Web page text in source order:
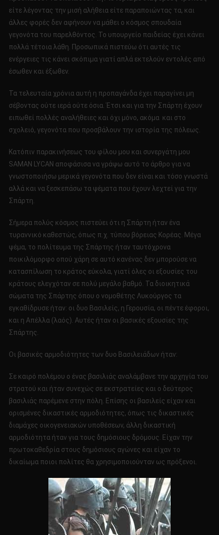
είτε λέγοντας την μισή αλήθεια είτε παραποιώντας τα, και
άλλες φορές δεν αφήνουν να μάθει ο κόσμος σπουδαία
γεγονότα του παρελθόντος. Το υπουργείο παιδείας έχει κάνει
πολλά τέτοια λάθη. Προσωπικά πιστεύω ότι αυτές τις
ενέργειες τις κάνει σκόπιμα γιατί απλά εκτελούν εντολές από
έσωθεν και έξωθεν.
Τα τελευταία χρόνια αυτή η προπαγάνδα έχει παραγίνει μη
σέβοντας ούτε ιερά ούτε όσια. Έτσι και για την Σπάρτη έχουν
ειπωθεί πολλές αναλήθειες και όχι μόνο, ακόμα και στο
σχολειό, γεγονότα που προσβάλουν την ιστορία της πόλεως.
Κατόπιν παρακινήσεως του φίλου μου και συνεργάτη μου
SAMAN LYCAN αποφάσισα να γράψω αυτό το άρθρο για να
γνωστοποιήσω μερικά γεγονότα που δεν είναι και τόσο γνωστά
αλλά και να ξεσκεπάσω τα ψέματα που έχουν λεχτεί για την
Σπάρτη.
Σήμερα πολύς κόσμος πιστεύει ότι η Σπάρτη ήταν ένα
τυραννικό καθεστώς, όπως π.χ. τύπου βόρειας Κορέας. Μέγα
ψέμα, το πολίτευμα της Σπάρτης ήταν ταυτόχρονα
ποικιλόμορφο οπού χάρη σε αυτό κανένας δεν μπορούσε να
κατασπίλωση το κράτος εύκολα, γιατί όλες οι εξουσίες του
κράτους ελεγχόταν σε πολύ μεγάλο βαθμό. Τα διοικητικά
σώματα της Σπάρτης όπου ο νομοθέτης Λυκούργος τα
εγκαθίδρυσε ήταν: οι δυο Βασιλείς, η Γερουσία, οι πέντε έφοροι,
και η Απέλλα (λαός). Αυτές ήταν οι βασικές εξουσίες της
Σπάρτης.
Οι βασικές αρμοδιότητες των δυο Βασιλειάδων ήταν:
Σε καιρό πολέμου ο ένας βασιλιάς αναλάμβανε την αρχηγία του
στρατού και ήταν συνεχώς σε εκστρατείες και ο δεύτερος
βασιλιάς παρέμενε στην πόλη. Επίσης οι βασιλείς είχαν και
ορισμένες δικαστικές αρμοδιότητες, όπως τις δικαστικές
διαμάχες οικογενειακών υποθέσεων, άλλη δικαστική
αρμοδιότητα ήταν για τους δημόσιους δρόμους. Είχαν την
πρωτοκαθεδρία στους δημόσιους αγώνες και είχαν το
δικαίωμα ποιοι πολίτες θα χρησιμοποιούνταν ως πρόξενοι.